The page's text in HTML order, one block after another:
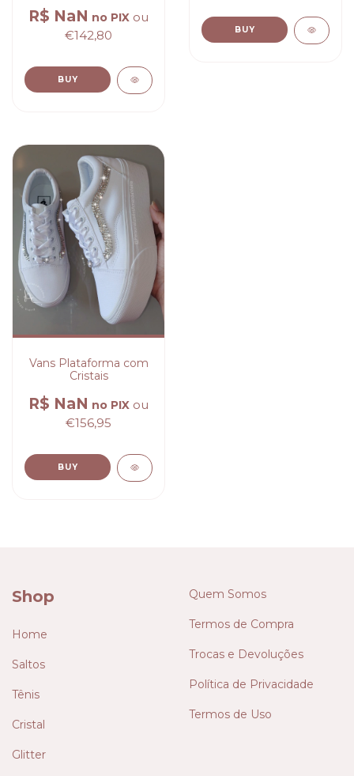
R$ NaN no PIX ou
€142,80
BUY
Vans Plataforma com
Cristais
R$ NaN no PIX ou
€156,95
BUY
Shop
Home
Saltos
Tênis
Cristal
Glitter
Quem Somos
Termos de Compra
Trocas e Devoluções
Política de Privacidade
Termos de Uso